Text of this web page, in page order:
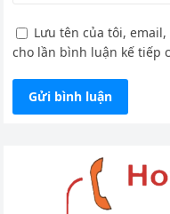
Lưu tên của tôi,
cho lần bình luận kế tiếp